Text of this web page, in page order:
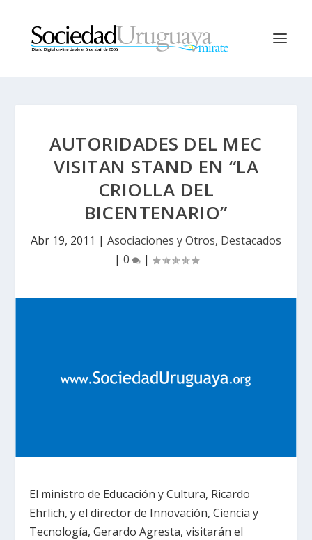
AUTORIDADES DEL MEC
VISITAN STAND EN “LA
CRIOLLA DEL
BICENTENARIO”
Abr 19, 2011 | Asociaciones y Otros, Destacados
| 0 |
El ministro de Educación y Cultura, Ricardo
Ehrlich, y el director de Innovación, Ciencia y
Tecnología, Gerardo Agresta, visitarán el